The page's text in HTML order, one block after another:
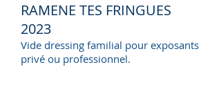
RAMENE TES FRINGUES
2023
Vide dressing familial pour exposants
privé ou professionnel.